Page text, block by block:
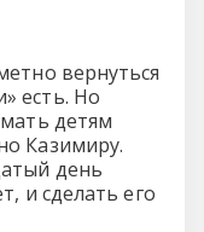
вернуться
есть. Но
детям
Казимиру.
день
и сделать его